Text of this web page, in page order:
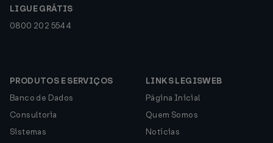
LIGUE GRÁTIS
0800 202 5544
PRODUTOS E SERVIÇOS
Banco de Dados
Consultoria
Sistemas
LINKS LEGISWEB
Página Inicial
Quem Somos
Notícias